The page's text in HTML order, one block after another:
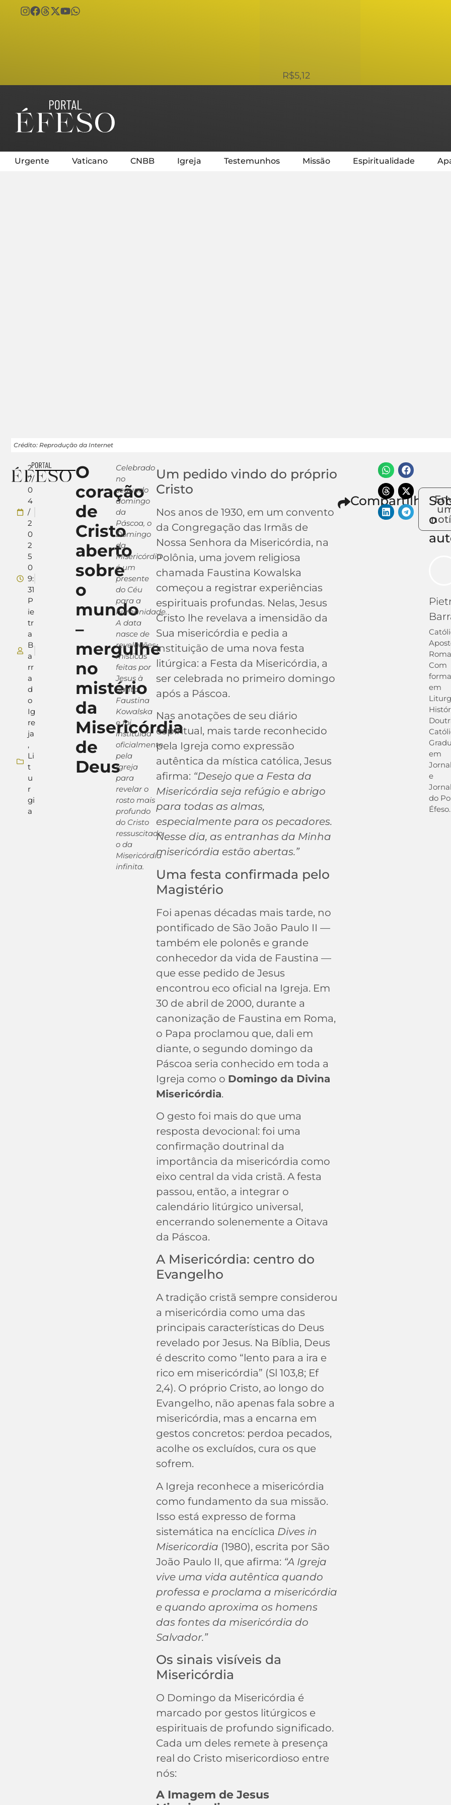
R$5,12
Urgente Vaticano CNBB Igreja Testemunhos Missão Espiritualidade
Crédito: Reprodução da Internet
2
7/
0
4
/
2
0
2
5
0
9:
31
P
ie
tr
a
B
a
rr
a
d
o
Ig
re
ja
,
Li
t
u
r
gi
a
O
coração
de
Cristo
aberto
sobre
o
mundo
–
mergulhe
no
mistério
da
Misericórdia
de
Deus
Celebrado
no
segundo
domingo
da
Páscoa, o
Domingo
da
Misericórdia
é um
presente
do Céu
para a
humanidade.
A data
nasce de
revelações
místicas
feitas por
Jesus à
Santa
Faustina
Kowalska
e foi
instituída
oficialmente
pela
Igreja
para
revelar o
rosto mais
profundo
do Cristo
ressuscitado:
o da
Misericórdia
infinita.
Um pedido vindo do próprio
Cristo
Nos anos de 1930, em um convento
da Congregação das Irmãs de
Nossa Senhora da Misericórdia, na
Polônia, uma jovem religiosa
chamada Faustina Kowalska
começou a registrar experiências
espirituais profundas. Nelas, Jesus
Cristo lhe revelava a imensidão da
Sua misericórdia e pedia a
instituição de uma nova festa
litúrgica: a Festa da Misericórdia, a
ser celebrada no primeiro domingo
após a Páscoa.
Nas anotações de seu diário
espiritual, mais tarde reconhecido
pela Igreja como expressão
autêntica da mística católica, Jesus
afirma: “Desejo que a Festa da
Misericórdia seja refúgio e abrigo
para todas as almas,
especialmente para os pecadores.
Nesse dia, as entranhas da Minha
misericórdia estão abertas.”
Uma festa confirmada pelo
Magistério
Foi apenas décadas mais tarde, no
pontificado de São João Paulo II —
também ele polonês e grande
conhecedor da vida de Faustina —
que esse pedido de Jesus
encontrou eco oficial na Igreja. Em
30 de abril de 2000, durante a
canonização de Faustina em Roma,
o Papa proclamou que, dali em
diante, o segundo domingo da
Páscoa seria conhecido em toda a
Igreja como o Domingo da Divina
Misericórdia.
O gesto foi mais do que uma
resposta devocional: foi uma
confirmação doutrinal da
importância da misericórdia como
eixo central da vida cristã. A festa
passou, então, a integrar o
calendário litúrgico universal,
encerrando solenemente a Oitava
da Páscoa.
A Misericórdia: centro do
Evangelho
A tradição cristã sempre considerou
a misericórdia como uma das
principais características do Deus
revelado por Jesus. Na Bíblia, Deus
é descrito como “lento para a ira e
rico em misericórdia” (Sl 103,8; Ef
2,4). O próprio Cristo, ao longo do
Evangelho, não apenas fala sobre a
misericórdia, mas a encarna em
gestos concretos: perdoa pecados,
acolhe os excluídos, cura os que
sofrem.
A Igreja reconhece a misericórdia
como fundamento da sua missão.
Isso está expresso de forma
sistemática na encíclica Dives in
Misericordia (1980), escrita por São
João Paulo II, que afirma: “A Igreja
vive uma vida autêntica quando
professa e proclama a misericórdia
e quando aproxima os homens
das fontes da misericórdia do
Salvador.”
Os sinais visíveis da
Misericórdia
O Domingo da Misericórdia é
marcado por gestos litúrgicos e
espirituais de profundo significado.
Cada um deles remete à presença
real do Cristo misericordioso entre
nós:
A Imagem de Jesus
Compartilhe
o
Com
em
em
e
do
Éfeso.